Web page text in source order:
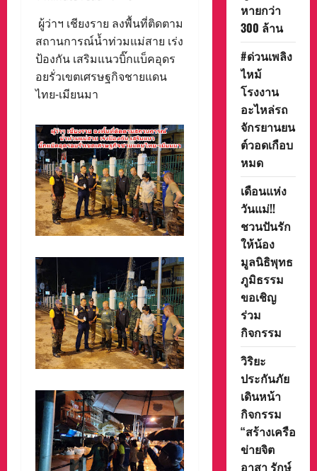
ผู้ว่าฯ เชียงราย ลงพื้นที่ติดตาม
สถานการณ์น้ำท่วมแม่สาย เร่ง
ป้องกัน เสริมแนวบิ๊กแบ็คอุดร
อยรั่วเขตเศรษฐกิจชายแดน
ไทย-เมียนมา
หายกว่า
300 ล้าน
#ด่วนเพลิง
ไหม้
โรงงาน
อะไหล่รถ
จักรยานยน
ต์วอดเกือบ
หมด
เดือนแห่ง
วันแม่!!
ชวนปันรัก
ให้น้อง
มูลนิธิพุทธ
ภูมิธรรม
ขอเชิญ
ร่วม
กิจกรรม
วิริยะ
ประกันภัย
เดินหน้า
กิจกรรม
“สร้างเครือ
ข่ายจิต
อาสา รักษ์